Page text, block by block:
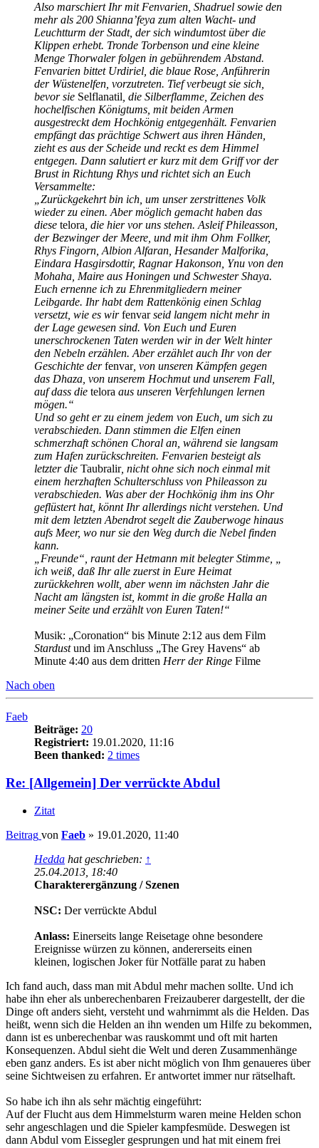
Also marschiert Ihr mit Fenvarien, Shadruel sowie den
mehr als 200 Shianna’feya zum alten Wacht- und
Leuchtturm der Stadt, der sich windumtost über die
Klippen erhebt. Tronde Torbenson und eine kleine
Menge Thorwaler folgen in gebührendem Abstand.
Fenvarien bittet Urdiriel, die blaue Rose, Anführerin
der Wüstenelfen, vorzutreten. Tief verbeugt sie sich,
bevor sie Selflanatil , die Silberflamme, Zeichen des
hochelfischen Königtums, mit beiden Armen
ausgestreckt dem Hochkönig entgegenhält. Fenvarien
empfängt das prächtige Schwert aus ihren Händen,
zieht es aus der Scheide und reckt es dem Himmel
entgegen. Dann salutiert er kurz mit dem Griff vor der
Brust in Richtung Rhys und richtet sich an Euch
Versammelte:
„Zurückgekehrt bin ich, um unser zerstrittenes Volk
wieder zu einen. Aber möglich gemacht haben das
diese telora , die hier vor uns stehen. Asleif Phileasson,
der Bezwinger der Meere, und mit ihm Ohm Follker,
Rhys Fingorn, Albion Alfaran, Hesander Malforika,
Eindara Hasgirsdottir, Ragnar Hakonson, Ynu von den
Mohaha, Maire aus Honingen und Schwester Shaya.
Euch ernenne ich zu Ehrenmitgliedern meiner
Leibgarde. Ihr habt dem Rattenkönig einen Schlag
versetzt, wie es wirfenvarseid langem nicht mehr in
der Lage gewesen sind. Von Euch und Euren
unerschrockenen Taten werden wir in der Welt hinter
den Nebeln erzählen. Aber erzählet auch Ihr von der
Geschichte derfenvar, von unseren Kämpfen gegen
das Dhaza, von unserem Hochmut und unserem Fall,
auf dass die telora aus unseren Verfehlungen lernen
mögen.“
Und so geht er zu einem jedem von Euch, um sich zu
verabschieden. Dann stimmen die Elfen einen
schmerzhaft schönen Choral an, während sie langsam
zum Hafen zurückschreiten. Fenvarien besteigt als
letzter die Taubralir, nicht ohne sich noch einmal mit
einem herzhaften Schulterschluss von Phileasson zu
verabschieden. Was aber der Hochkönig ihm ins Ohr
geflüstert hat, könnt Ihr allerdings nicht verstehen. Und
mit dem letzten Abendrot segelt die Zauberwoge hinaus
aufs Meer, wo nur sie den Weg durch die Nebel finden
kann.
„Freunde“, raunt der Hetmann mit belegter Stimme, „
ich weiß, daß Ihr alle zuerst in Eure Heimat
zurückkehren wollt, aber wenn im nächsten Jahr die
Nacht am längsten ist, kommt in die große Halla an
meiner Seite und erzählt von Euren Taten!“
Musik: „Coronation“ bis Minute 2:12 aus dem Film
Stardustund im Anschluss „The Grey Havens“ ab
Minute 4:40 aus dem dritten Herr der Ringe Filme
Nach oben
Faeb
Beiträge: 20
Registriert: 19.01.2020, 11:16
Been thanked: 2 times
Re: [Allgemein] Der verrückte Abdul
Zitat
Beitrag von Faeb » 19.01.2020, 11:40
Hedda hat geschrieben: ↑
25.04.2013, 18:40
Charakterergänzung / Szenen
NSC: Der verrückte Abdul
Anlass: Einerseits lange Reisetage ohne besondere
Ereignisse würzen zu können, andererseits einen
kleinen, logischen Joker für Notfälle parat zu haben
Ich fand auch, dass man mit Abdul mehr machen sollte. Und ich
habe ihn eher als unberechenbaren Freizauberer dargestellt, der die
Dinge oft anders sieht, versteht und wahrnimmt als die Helden. Das
heißt, wenn sich die Helden an ihn wenden um Hilfe zu bekommen,
dann ist es unberechenbar was rauskommt und oft mit harten
Konsequenzen. Abdul sieht die Welt und deren Zusammenhänge
eben ganz anders. Es ist aber nicht möglich von Ihm genaueres über
seine Sichtweisen zu erfahren. Er antwortet immer nur rätselhaft.
So habe ich ihn als sehr mächtig eingeführt:
Auf der Flucht aus dem Himmelsturm waren meine Helden schon
sehr angeschlagen und die Spieler kampfesmüde. Deswegen ist
dann Abdul vom Eissegler gesprungen und hat mit einem frei